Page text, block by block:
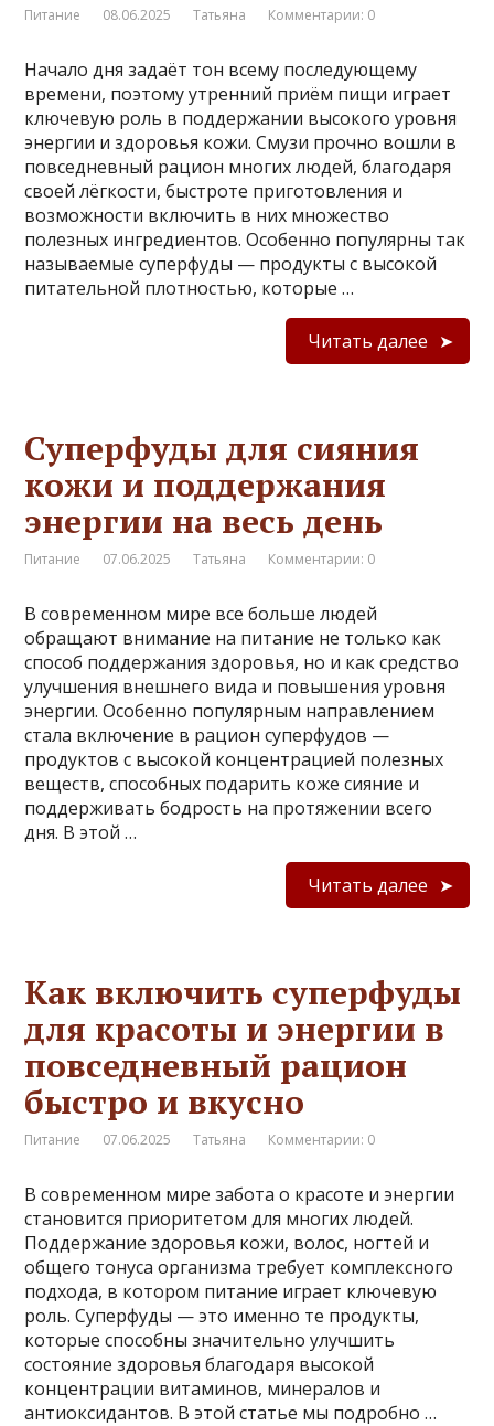
Питание 08.06.2025 Татьяна Комментарии: 0
Начало дня задаёт тон всему последующему
времени, поэтому утренний приём пищи играет
ключевую роль в поддержании высокого уровня
энергии и здоровья кожи. Смузи прочно вошли в
повседневный рацион многих людей, благодаря
своей лёгкости, быстроте приготовления и
возможности включить в них множество
полезных ингредиентов. Особенно популярны так
называемые суперфуды — продукты с высокой
питательной плотностью, которые …
Читать далее
Суперфуды для сияния
кожи и поддержания
энергии на весь день
Питание 07.06.2025 Татьяна Комментарии: 0
В современном мире все больше людей
обращают внимание на питание не только как
способ поддержания здоровья, но и как средство
улучшения внешнего вида и повышения уровня
энергии. Особенно популярным направлением
стала включение в рацион суперфудов —
продуктов с высокой концентрацией полезных
веществ, способных подарить коже сияние и
поддерживать бодрость на протяжении всего
дня. В этой …
Читать далее
Как включить суперфуды
для красоты и энергии в
повседневный рацион
быстро и вкусно
Питание 07.06.2025 Татьяна Комментарии: 0
В современном мире забота о красоте и энергии
становится приоритетом для многих людей.
Поддержание здоровья кожи, волос, ногтей и
общего тонуса организма требует комплексного
подхода, в котором питание играет ключевую
роль. Суперфуды — это именно те продукты,
которые способны значительно улучшить
состояние здоровья благодаря высокой
концентрации витаминов, минералов и
антиоксидантов. В этой статье мы подробно …